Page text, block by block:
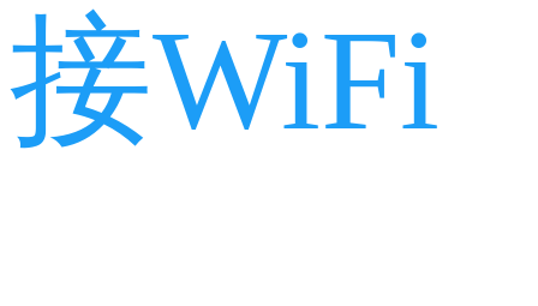
接WiFi